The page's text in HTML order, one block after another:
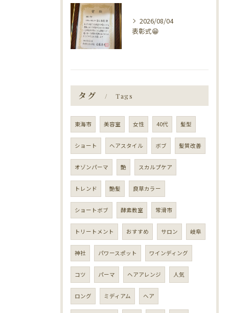
2026/08/04
表彰式😁
タグ Tags
東海市 美容室 女性 40代 髪型
ショート ヘアスタイル ボブ 髪質改善
オゾンパーマ 艶 スカルプケア
トレンド 艶髪 良草カラー
ショートボブ 酵素教室 常滑市
トリートメント おすすめ サロン 岐阜
神社 パワースポット ワインディング
コツ パーマ ヘアアレンジ 人気
ロング ミディアム ヘア